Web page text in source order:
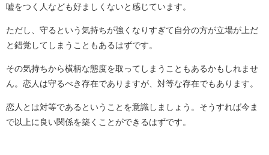
嘘をつく人なども好ましくないと感じています。
ただし、守るという気持ちが強くなりすぎて自分の方が立場が上だ
と錯覚してしまうこともあるはずです。
その気持ちから横柄な態度を取ってしまうこともあるかもしれませ
ん。恋人は守るべき存在でありますが、対等な存在でもあります。
恋人とは対等であるということを意識しましょう。そうすれば今ま
で以上に良い関係を築くことができるはずです。